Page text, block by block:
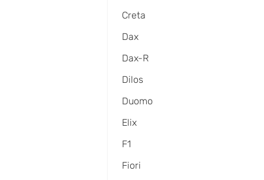
Creta
Dax
Dax-R
Dilos
Duomo
Elix
F1
Fiori